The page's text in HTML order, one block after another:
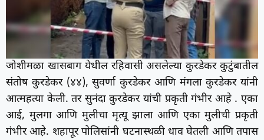
जोशीमळा खासबाग येथील रहिवासी असलेल्या कुरडेकर कुटुंबातील
संतोष कुरडेकर (४४), सुवर्णा कुरडेकर आणि मंगला कुरडेकर यांनी
आत्महत्या केली. तर सुनंदा कुरडेकर यांची प्रकृती गंभीर आहे . एका
आई, मुलगा आणि मुलीचा मृत्यू झाला आणि एका मुलीची प्रकृती
गंभीर आहे. शहापूर पोलिसांनी घटनास्थळी धाव घेतली आणि तपास